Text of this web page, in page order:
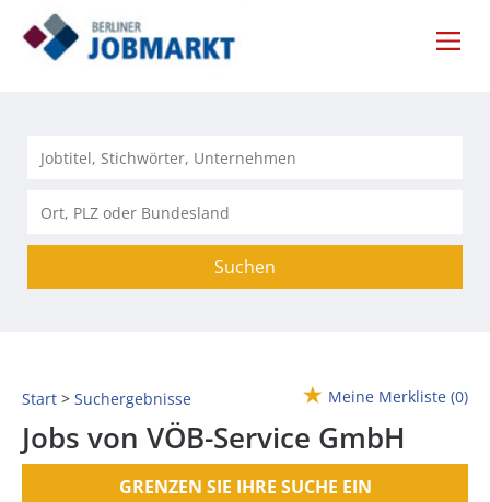
Suchen
Start Suchergebnisse Meine Merkliste (0)
Jobs von VÖB-Service GmbH
GRENZEN SIE IHRE SUCHE EIN